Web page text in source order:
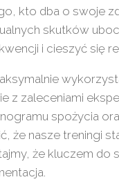
kto dba o swoje
skutków
i cieszyć się
z zaleceniami
spożycia
że nasze treningi
że kluczem do